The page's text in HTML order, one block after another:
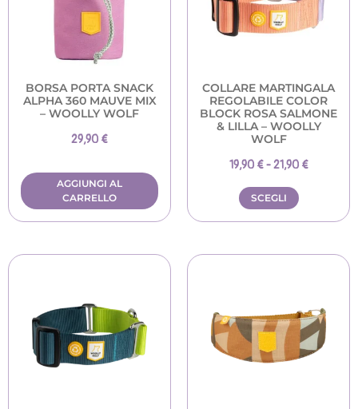
BORSA PORTA SNACK
ALPHA 360 MAUVE MIX
– WOOLLY WOLF
29,90 €
AGGIUNGI AL
CARRELLO
COLLARE MARTINGALA
REGOLABILE COLOR
BLOCK ROSA SALMONE
& LILLA – WOOLLY
WOLF
19,90 € - 21,90 €
SCEGLI